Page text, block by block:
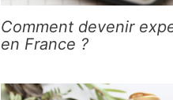
Comment devenir
en France ?